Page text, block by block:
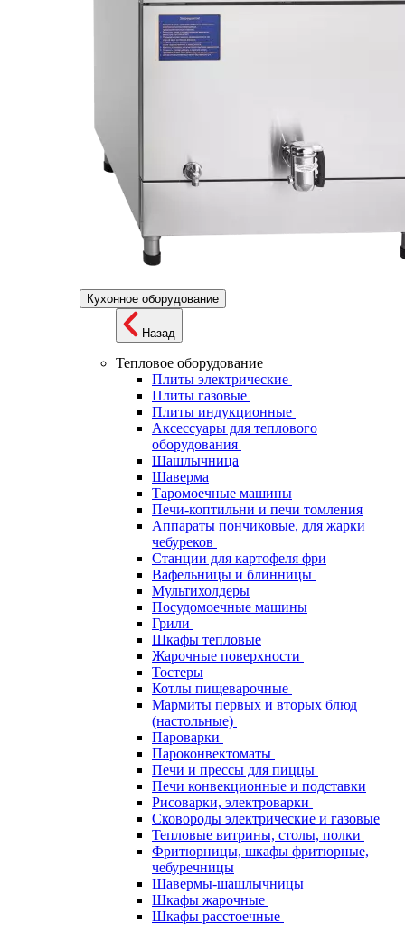
Кухонное оборудование
Назад
Тепловое оборудование
Плиты электрические
Плиты газовые
Плиты индукционные
Аксессуары для теплового
оборудования
Шашлычница
Шаверма
Таромоечные машины
Печи-коптильни и печи томления
Аппараты пончиковые, для жарки
чебуреков
Станции для картофеля фри
Вафельницы и блинницы
Мультихолдеры
Посудомоечные машины
Грили
Шкафы тепловые
Жарочные поверхности
Тостеры
Котлы пищеварочные
Мармиты первых и вторых блюд
(настольные)
Пароварки
Пароконвектоматы
Печи и прессы для пиццы
Печи конвекционные и подставки
Рисоварки, электроварки
Сковороды электрические и газовые
Тепловые витрины, столы, полки
Фритюрницы, шкафы фритюрные,
чебуречницы
Шавермы-шашлычницы
Шкафы жарочные
Шкафы расстоечные